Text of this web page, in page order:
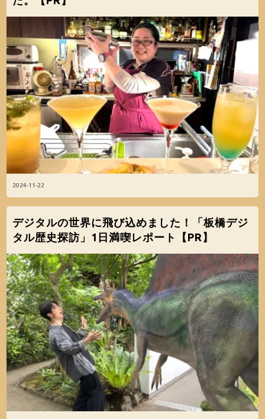
2024-11-22
デジタルの世界に飛び込めました！「板橋デジ
タル歴史探訪」1日満喫レポート【PR】